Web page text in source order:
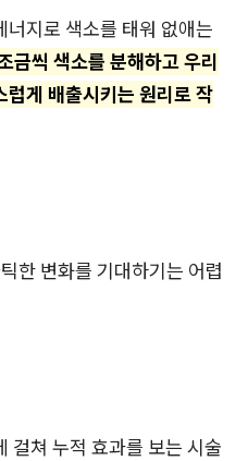
지로 색소를 태워 없애는
금씩 색소를 분해하고 우리
게 배출시키는 원리로 작
한 변화를 기대하기는 어렵
걸쳐 누적 효과를 보는 시술